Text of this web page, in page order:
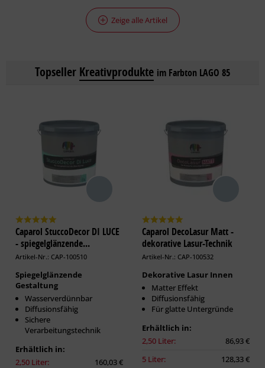
Zeige alle Artikel
Topseller Kreativprodukte im Farbton LAGO 85
Caparol StuccoDecor DI LUCE
- spiegelglänzende...
Artikel-Nr.: CAP-100510
Spiegelglänzende
Gestaltung
Wasserverdünnbar
Diffusionsfähig
Sichere
Verarbeitungstechnik
Erhältlich in:
2,50 Liter:
160,03 €
Caparol DecoLasur Matt -
dekorative Lasur-Technik
Artikel-Nr.: CAP-100532
Dekorative Lasur Innen
Matter Effekt
Diffusionsfähig
Für glatte Untergründe
Erhältlich in:
2,50 Liter:
86,93 €
5 Liter:
128,33 €